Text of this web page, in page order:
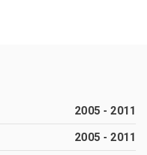
2005- 2011
2005- 2011